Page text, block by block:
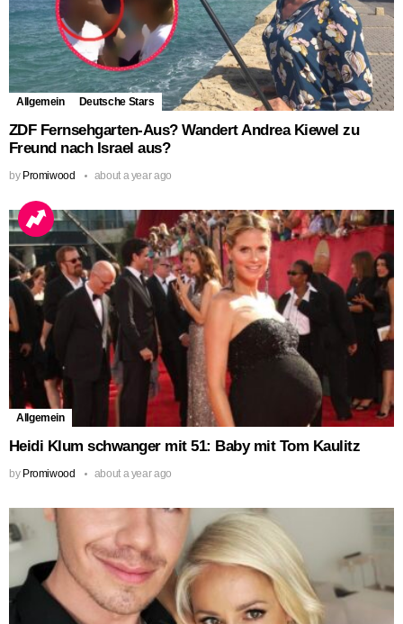
Allgemein Deutsche Stars
ZDF Fernsehgarten-Aus? Wandert Andrea Kiewel zu
Freund nach Israel aus?
by Promiwood about a year ago
Allgemein
Heidi Klum schwanger mit 51: Baby mit Tom Kaulitz
by Promiwood about a year ago